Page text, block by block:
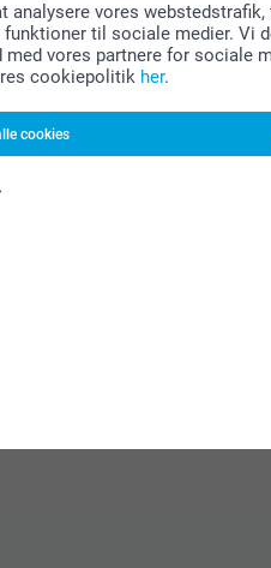
analysere vores
til sociale medier. Vi
med vores partnere for sociale
cookiepolitik her.
cookies